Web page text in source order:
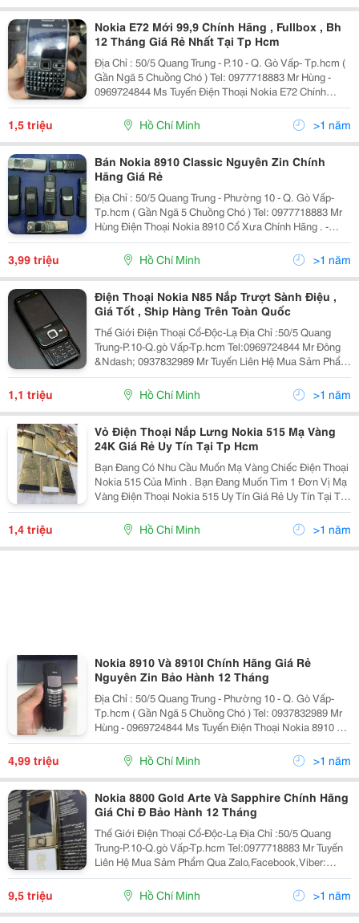
Nokia E72 Mới 99,9 Chính Hãng , Fullbox , Bh
12 Tháng Giá Rẻ Nhất Tại Tp Hcm
Địa Chỉ : 50/5 Quang Trung - P.10 - Q. Gò Vấp- Tp.hcm (
Gần Ngã 5 Chuồng Chó ) Tel: 0977718883 Mr Hùng -
0969724844 Ms Tuyến Điện Thoại Nokia E72 Chính
Hãng Tồn Kho Có Đường Viền Bao Quanh Thân Máy
Bằng Kim Loại Mạ Crôm. Nắp Pin Được Làm
1,5 triệu Hồ Chí Minh >1 năm
Bán Nokia 8910 Classic Nguyên Zin Chính
Hãng Giá Rẻ
Địa Chỉ : 50/5 Quang Trung - Phường 10 - Q. Gò Vấp-
Tp.hcm ( Gần Ngã 5 Chuồng Chó ) Tel: 0977718883 Mr
Hùng Điện Thoại Nokia 8910 Cổ Xưa Chính Hãng . -
Nokia 8910 Được Thiết Kế Bằng Kim Loại Nguyên Khối,
Nút Trượt Lên Hoà
3,99 triệu Hồ Chí Minh >1 năm
Điện Thoại Nokia N85 Nắp Trượt Sành Điệu ,
Giá Tốt , Ship Hàng Trên Toàn Quốc
Thế Giới Điện Thoại Cổ-Độc-Lạ Địa Chỉ :50/5 Quang
Trung-P.10-Q.gò Vấp-Tp.hcm Tel:0969724844 Mr Đông
&Ndash; 0937832989 Mr Tuyến Liên Hệ Mua Sảm Phẩm
Qua Zalo,Facebook,Viber: 0969724844
Web:rongmobile.net Kênh Fanpage
;Https://Www.facebook.com/Thegi
1,1 triệu Hồ Chí Minh >1 năm
Vỏ Điện Thoại Nắp Lưng Nokia 515 Mạ Vàng
24K Giá Rẻ Uy Tín Tại Tp Hcm
Bạn Đang Có Nhu Cầu Muốn Mạ Vàng Chiếc Điện Thoại
Nokia 515 Của Mình . Bạn Đang Muốn Tìm 1 Đơn Vị Mạ
Vàng Điện Thoại Nokia 515 Uy Tín Giá Rẻ Uy Tín Tại Tp
Hồ Chí Minh . Bạn Đang Băn Khoăn Chưa Biết Giá Mạ
Vàng Bao Nhiêu . Chất Lượng Sản Phẩm Mạ Vàng
1,4 triệu Hồ Chí Minh >1 năm
Nokia 8910 Và 8910I Chính Hãng Giá Rẻ
Nguyên Zin Bảo Hành 12 Tháng
Địa Chỉ : 50/5 Quang Trung - Phường 10 - Q. Gò Vấp-
Tp.hcm ( Gần Ngã 5 Chuồng Chó ) Tel: 0937832989 Mr
Hùng - 0969724844 Ms Tuyến Điện Thoại Nokia 8910 Cổ
Xưa Chính Hãng . - Nokia 8910 Được Thiết Kế Bằng
Kim Loại Nguyên K
4,99 triệu Hồ Chí Minh >1 năm
Nokia 8800 Gold Arte Và Sapphire Chính Hãng
Giá Chỉ Đ Bảo Hành 12 Tháng
Thế Giới Điện Thoại Cổ-Độc-Lạ Địa Chỉ :50/5 Quang
Trung-P.10-Q.gò Vấp-Tp.hcm Tel:0977718883 Mr Tuyến
Liên Hệ Mua Sảm Phẩm Qua Zalo,Facebook,Viber:
0977718883 Web:rongmobile.net Kênh Fanpage
;Https://Www.facebook.com/Thegioidienthoaicodocla
Thông Ti
9,5 triệu Hồ Chí Minh >1 năm